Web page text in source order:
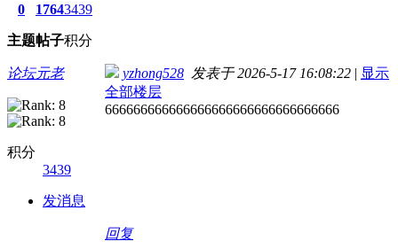
0
主题
1764
帖子
3439
积分
论坛元老
积分
3439
发消息
yzhong528 发表于 2026-5-17 16:08:22 | 显示
全部楼层
666666666666666666666666666666666
回复